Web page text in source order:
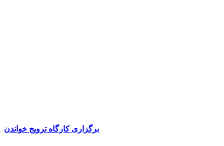
برگزاری کارگاه ترویج خواندن